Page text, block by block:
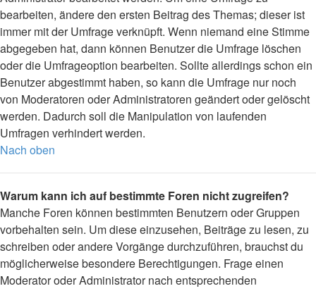
bearbeiten, ändere den ersten Beitrag des Themas; dieser ist
immer mit der Umfrage verknüpft. Wenn niemand eine Stimme
abgegeben hat, dann können Benutzer die Umfrage löschen
oder die Umfrageoption bearbeiten. Sollte allerdings schon ein
Benutzer abgestimmt haben, so kann die Umfrage nur noch
von Moderatoren oder Administratoren geändert oder gelöscht
werden. Dadurch soll die Manipulation von laufenden
Umfragen verhindert werden.
Nach oben
Warum kann ich auf bestimmte Foren nicht zugreifen?
Manche Foren können bestimmten Benutzern oder Gruppen
vorbehalten sein. Um diese einzusehen, Beiträge zu lesen, zu
schreiben oder andere Vorgänge durchzuführen, brauchst du
möglicherweise besondere Berechtigungen. Frage einen
Moderator oder Administrator nach entsprechenden